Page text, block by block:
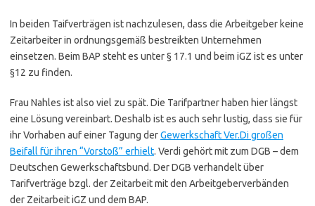
In beiden Taifverträgen ist nachzulesen, dass die Arbeitgeber keine
Zeitarbeiter in ordnungsgemäß bestreikten Unternehmen
einsetzen. Beim BAP steht es unter § 17.1 und beim iGZ ist es unter
§12 zu finden.
Frau Nahles ist also viel zu spät. Die Tarifpartner haben hier längst
eine Lösung vereinbart. Deshalb ist es auch sehr lustig, dass sie für
ihr Vorhaben auf einer Tagung derGewerkschaft Ver.Di großen
Beifall für ihren “Vorstoß” erhielt. Verdi gehört mit zum DGB – dem
Deutschen Gewerkschaftsbund. Der DGB verhandelt über
Tarifverträge bzgl. der Zeitarbeit mit den Arbeitgeberverbänden
der Zeitarbeit iGZ und dem BAP.